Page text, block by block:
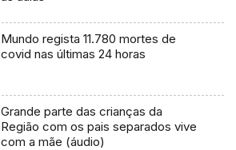
Mundo regista 11.780 mortes de
covid nas últimas 24 horas
Grande parte das crianças da
Região com os pais separados vive
com a mãe (áudio)